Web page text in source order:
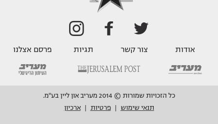
אודות צור קשר תגיות פרסם אצלנו
כל הזכויות שמורות © 2014 מעריב און ליין בע"מ.
תנאי שימוש
פרטיות ארכיון